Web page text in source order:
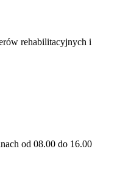
rehabilitacyjnych i
od 08.00 do 16.00